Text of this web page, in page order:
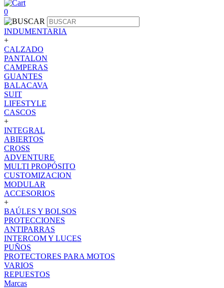
0
INDUMENTARIA
+
CALZADO
PANTALON
CAMPERAS
GUANTES
BALACAVA
SUIT
LIFESTYLE
CASCOS
+
INTEGRAL
ABIERTOS
CROSS
ADVENTURE
MULTI PROPÓSITO
CUSTOMIZACION
MODULAR
ACCESORIOS
+
BAÚLES Y BOLSOS
PROTECCIONES
ANTIPARRAS
INTERCOM Y LUCES
PUÑOS
PROTECTORES PARA MOTOS
VARIOS
REPUESTOS
Marcas